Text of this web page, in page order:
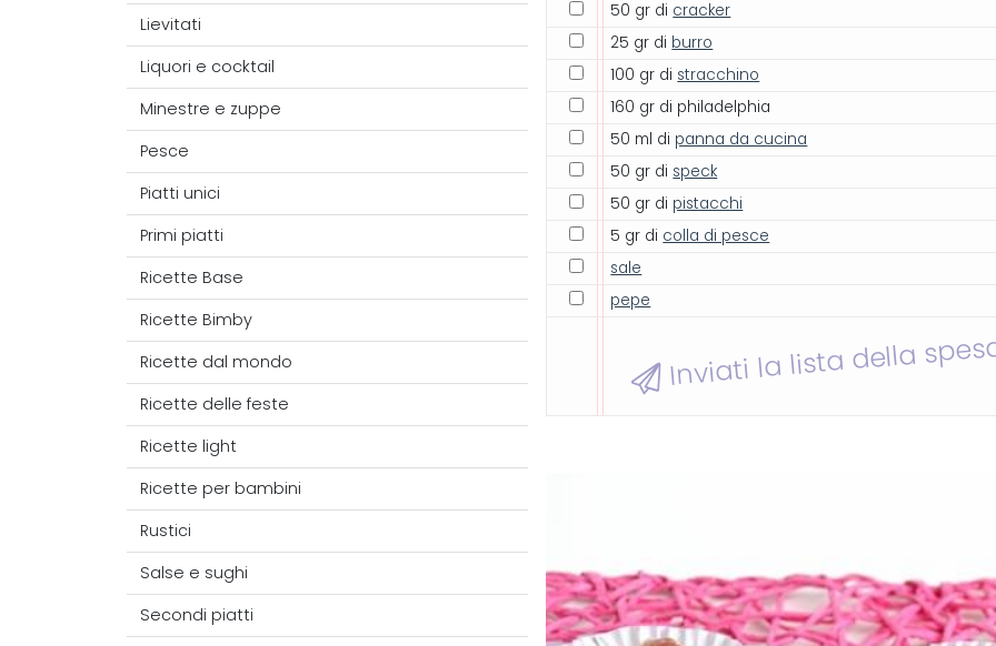
Lievitati
Liquori e cocktail
Minestre e zuppe
Pesce
Piatti unici
Primi piatti
Ricette Base
Ricette Bimby
Ricette dal mondo
Ricette delle feste
Ricette light
Ricette per bambini
Rustici
Salse e sughi
Secondi piatti
50 gr di cracker
25 gr di burro
100 gr di stracchino
160 gr di philadelphia
50 ml di panna da cucina
50 gr di speck
50 gr di pistacchi
5 gr di colla di pesce
sale
pepe
Inviati la lista della